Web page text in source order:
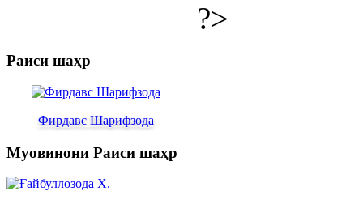
?>
Раиси шаҳр
Фирдавс Шарифзода
Муовинони Раиси шаҳр